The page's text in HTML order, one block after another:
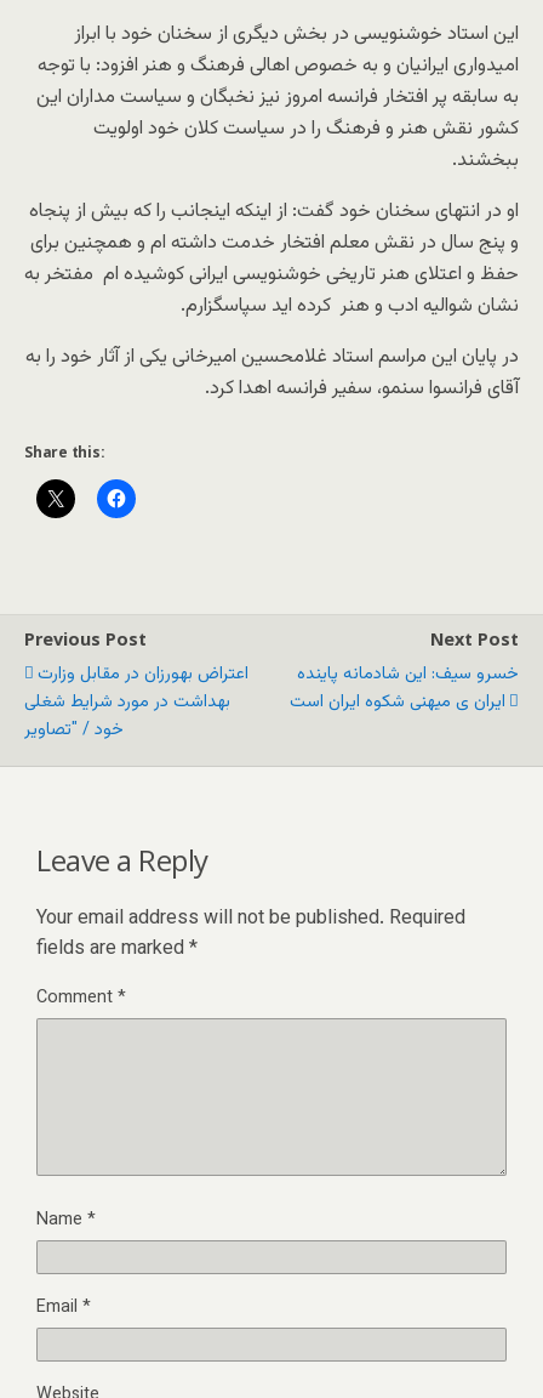
این استاد خوشنویسی در بخش دیگری از سخنان خود با ابراز
امیدواری ایرانیان و به خصوص اهالی فرهنگ و هنر افزود: با توجه
به سابقه پر افتخار فرانسه امروز نیز نخبگان و سیاست مداران این
کشور نقش هنر و فرهنگ را در سیاست کلان خود اولویت
ببخشند.
او در انتهای سخنان خود گفت: از اینکه اینجانب را که بیش از پنجاه
و پنج سال در نقش معلم افتخار خدمت داشته ام و همچنین برای
حفظ و اعتلای هنر تاریخی خوشنویسی ایرانی کوشیده ام مفتخر به
نشان شوالیه ادب و هنر کرده اید سپاسگزارم.
در پایان این مراسم استاد غلامحسین امیرخانی یکی از آثار خود را به
آقای فرانسوا سنمو، سفیر فرانسه اهدا کرد.
Share this:
Previous Post
اعتراض بهورزان در مقابل وزارت
بهداشت در مورد شرایط شغلی
خود / "تصاویر
Next Post
خسرو سیف: این شادمانه پاینده
ایران ی میهنی شکوه ایران است
Leave a Reply
Your email address will not be published. Required
fields are marked *
Comment*
Name *
Email *